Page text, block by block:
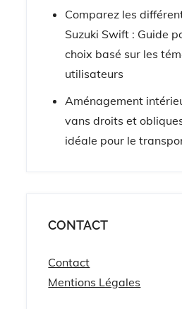
Comparez les
Suzuki Swift : Guide
choix basé sur les
utilisateurs
Aménagement
vans droits et
idéale pour le
CONTACT
Contact
Mentions Légales